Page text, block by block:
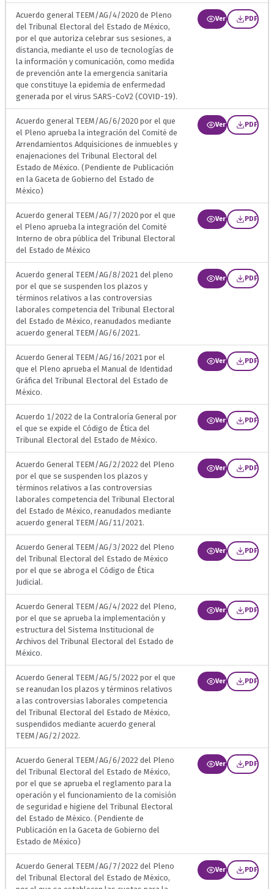
Acuerdo general TEEM/AG/4/2020 de Pleno
del Tribunal Electoral del Estado de México,
por el que autoriza celebrar sus sesiones, a
distancia, mediante el uso de tecnologías de
la información y comunicación, como medida
de prevención ante la emergencia sanitaria
que constituye la epidemia de enfermedad
generada por el virus SARS-CoV2 (COVID-19).
Ver PDF
Acuerdo general TEEM/AG/6/2020 por el que
el Pleno aprueba la integración del Comité de
Arrendamientos Adquisiciones de inmuebles y
enajenaciones del Tribunal Electoral del
Estado de México. (Pendiente de Publicación
en la Gaceta de Gobierno del Estado de
México)
Ver PDF
Acuerdo general TEEM/AG/7/2020 por el que
el Pleno aprueba la integración del Comité
Interno de obra pública del Tribunal Electoral
del Estado de México
Ver PDF
Acuerdo general TEEM/AG/8/2021 del pleno
por el que se suspenden los plazos y
términos relativos a las controversias
laborales competencia del Tribunal Electoral
del Estado de México, reanudados mediante
acuerdo general TEEM/AG/6/2021.
Ver PDF
Acuerdo General TEEM/AG/16/2021 por el
que el Pleno aprueba el Manual de Identidad
Gráfica del Tribunal Electoral del Estado de
México.
Ver PDF
Acuerdo 1/2022 de la Contraloría General por
el que se expide el Código de Ética del
Tribunal Electoral del Estado de México.
Ver PDF
Acuerdo General TEEM/AG/2/2022 del Pleno
por el que se suspenden los plazos y
términos relativos a las controversias
laborales competencia del Tribunal Electoral
del Estado de México, reanudados mediante
acuerdo general TEEM/AG/11/2021.
Ver PDF
Acuerdo General TEEM/AG/3/2022 del Pleno
del Tribunal Electoral del Estado de México
por el que se abroga el Código de Ética
Judicial.
Ver PDF
Acuerdo General TEEM/AG/4/2022 del Pleno,
por el que se aprueba la implementación y
estructura del Sistema Institucional de
Archivos del Tribunal Electoral del Estado de
México.
Ver PDF
Acuerdo General TEEM/AG/5/2022 por el que
se reanudan los plazos y términos relativos
a las controversias laborales competencia
del Tribunal Electoral del Estado de México,
suspendidos mediante acuerdo general
TEEM/AG/2/2022.
Ver PDF
Acuerdo General TEEM/AG/6/2022 del Pleno
del Tribunal Electoral del Estado de México,
por el que se aprueba el reglamento para la
operación y el funcionamiento de la comisión
de seguridad e higiene del Tribunal Electoral
del Estado de México. (Pendiente de
Publicación en la Gaceta de Gobierno del
Estado de México)
Ver PDF
Acuerdo General TEEM/AG/7/2022 del Pleno
del Tribunal Electoral del Estado de México,
Ver PDF